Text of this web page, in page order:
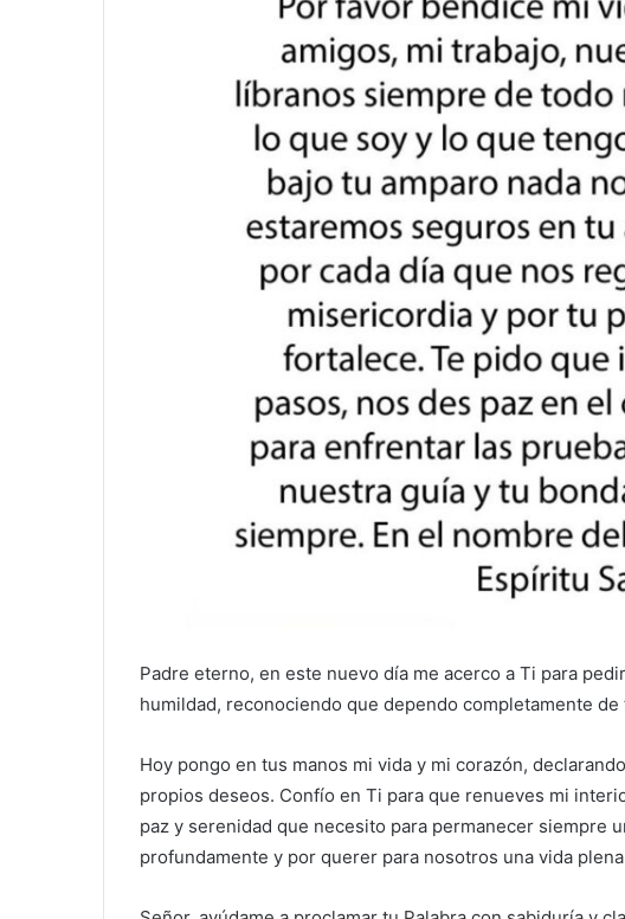
Padre eterno, en este nuevo día me acerco a Ti para
humildad, reconociendo que dependo completamente de
Hoy pongo en tus manos mi vida y mi corazón,
propios deseos. Confío en Ti para que renueves mi
paz y serenidad que necesito para permanecer siempre
profundamente y por querer para nosotros una vida